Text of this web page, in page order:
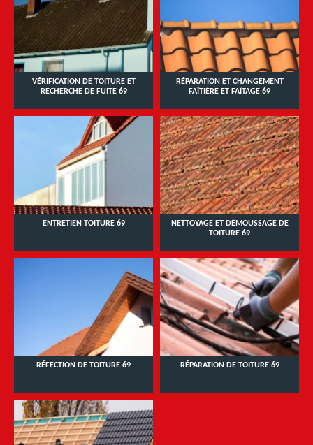
VÉRIFICATION DE TOITURE ET
RECHERCHE DE FUITE 69
RÉPARATION ET CHANGEMENT
FAÎTIÈRE ET FAÎTAGE 69
ENTRETIEN TOITURE 69
NETTOYAGE ET DÉMOUSSAGE DE
TOITURE 69
RÉFECTION DE TOITURE 69 RÉPARATION DE TOITURE 69